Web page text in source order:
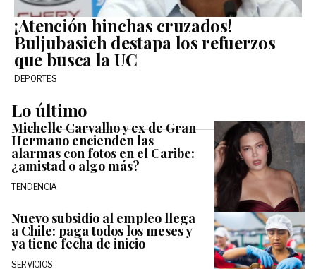
¡Atención hinchas cruzados!
Buljubasich destapa los refuerzos
que busca la UC
DEPORTES
Lo último
Michelle Carvalho y ex de Gran
Hermano encienden las
alarmas con fotos en el Caribe:
¿amistad o algo más?
TENDENCIA
Nuevo subsidio al empleo llega
a Chile: paga todos los meses y
ya tiene fecha de inicio
SERVICIOS